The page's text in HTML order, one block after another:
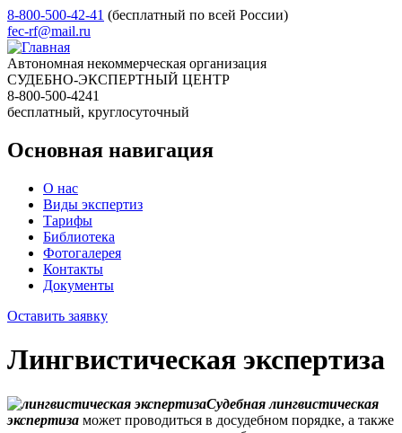
8-800-500-42-41 (бесплатный по всей России)
fec-rf@mail.ru
Автономная некоммерческая организация
СУДЕБНО-ЭКСПЕРТНЫЙ ЦЕНТР
8-800-500-4241
бесплатный, круглосуточный
Основная навигация
О нас
Виды экспертиз
Тарифы
Библиотека
Фотогалерея
Контакты
Документы
Оставить заявку
Лингвистическая экспертиза
Судебная лингвистическая
экспертиза может проводиться в досудебном порядке, а также